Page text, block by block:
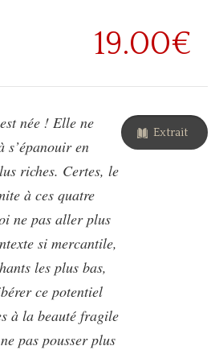
19.00€
née ! Elle ne
s’épanouir en
riches. Certes, le
à ces quatre
ne pas aller plus
si mercantile,
les plus bas,
ce potentiel
à la beauté fragile
pas pousser plus
Extrait